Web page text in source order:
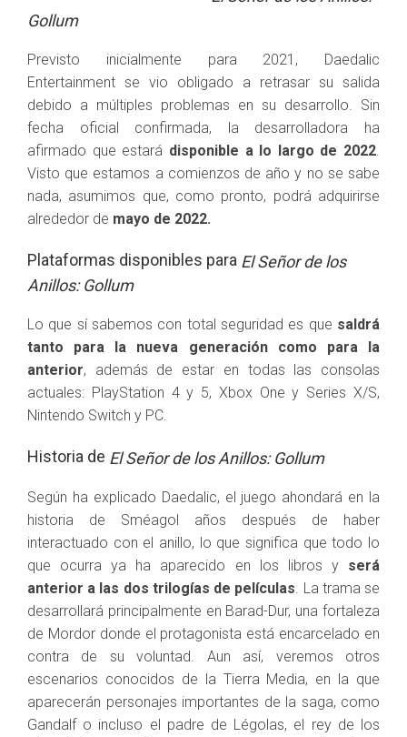
Gollum
Previsto inicialmente para 2021, Daedalic
Entertainment se vio obligado a retrasar su salida
debido a múltiples problemas en su desarrollo. Sin
fecha oficial confirmada, la desarrolladora ha
afirmado que estará disponible a lo largo de 2022
Visto que estamos a comienzos de año y no se sabe
nada, asumimos que, como pronto, podrá adquirirse
alrededor de mayo de 2022.
Plataformas disponibles para El Señor de los
Anillos: Gollum
Lo que sí sabemos con total seguridad es que saldrá
tanto para la nueva generación como para la
anterior, además de estar en todas las consolas
actuales: PlayStation 4 y 5, Xbox One y Series X/S,
Nintendo Switch y PC.
Historia de El Señor de los Anillos: Gollum
Según ha explicado Daedalic, el juego ahondará en la
historia de Sméagol años después de haber
interactuado con el anillo, lo que significa que todo lo
que ocurra ya ha aparecido en los libros yserá
anterior a las dos trilogías de películas. La trama se
desarrollará principalmente en Barad-Dur, una fortaleza
de Mordor donde el protagonista está encarcelado en
contra de su voluntad. Aun así, veremos otros
escenarios conocidos de la Tierra Media, en la que
aparecerán personajes importantes de la saga, como
Gandalf o incluso el padre de Légolas, el rey de los